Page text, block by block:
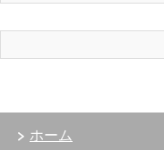
ホーム